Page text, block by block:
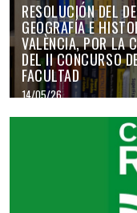
RESOLUCIÓN DEL
GEOGRAFÍA E
VALÈNCIA, POR LA
DEL II CONCURSO
FACULTAD
14/05/26